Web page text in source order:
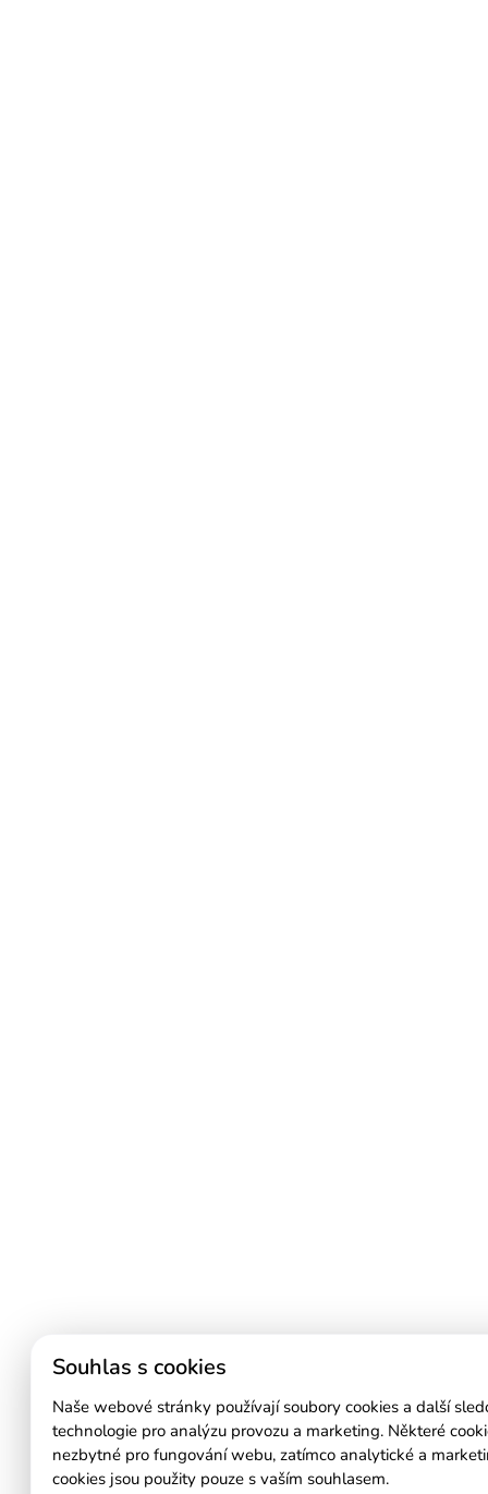
Souhlas s cookies
Naše webové stránky používají soubory cookies a další
technologie pro analýzu provozu a marketing. Některé
nezbytné pro fungování webu, zatímco analytické a
cookies jsou použity pouze s vaším souhlasem.